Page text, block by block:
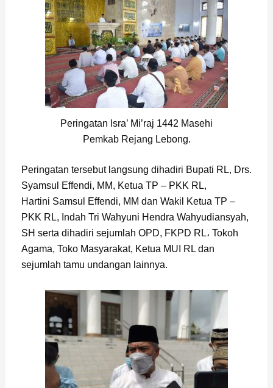
Peringatan Isra’ Mi’raj 1442 Masehi
Pemkab Rejang Lebong.
Peringatan tersebut langsung dihadiri Bupati RL, Drs.
Syamsul Effendi, MM, Ketua TP – PKK RL,
Hartini Samsul Effendi, MM dan Wakil Ketua TP –
PKK RL, Indah Tri Wahyuni Hendra Wahyudiansyah,
SH serta dihadiri sejumlah OPD, FKPD RL، Tokoh
Agama, Toko Masyarakat, Ketua MUI RL dan
sejumlah tamu undangan lainnya.